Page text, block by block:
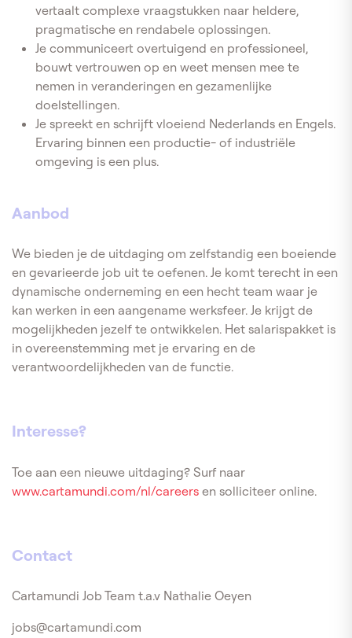
vertaalt complexe vraagstukken naar heldere,
pragmatische en rendabele oplossingen.
Je communiceert overtuigend en professioneel,
bouwt vertrouwen op en weet mensen mee te
nemen in veranderingen en gezamenlijke
doelstellingen.
Je spreekt en schrijft vloeiend Nederlands en Engels.
Ervaring binnen een productie- of industriële
omgeving is een plus.
Aanbod
We bieden je de uitdaging om zelfstandig een boeiende
en gevarieerde job uit te oefenen. Je komt terecht in een
dynamische onderneming en een hecht team waar je
kan werken in een aangename werksfeer. Je krijgt de
mogelijkheden jezelf te ontwikkelen. Het salarispakket is
in overeenstemming met je ervaring en de
verantwoordelijkheden van de functie.
Interesse?
Toe aan een nieuwe uitdaging? Surf naar
www.cartamundi.com/nl/careers en solliciteer online.
Contact
Cartamundi Job Team t.a.v Nathalie Oeyen
jobs@cartamundi.com